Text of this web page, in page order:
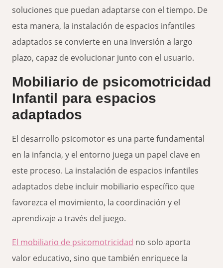
soluciones que puedan adaptarse con el tiempo. De
esta manera, la instalación de espacios infantiles
adaptados se convierte en una inversión a largo
plazo, capaz de evolucionar junto con el usuario.
Mobiliario de psicomotricidad
Infantil para espacios
adaptados
El desarrollo psicomotor es una parte fundamental
en la infancia, y el entorno juega un papel clave en
este proceso. La instalación de espacios infantiles
adaptados debe incluir mobiliario específico que
favorezca el movimiento, la coordinación y el
aprendizaje a través del juego.
El mobiliario de psicomotricidad no solo aporta
valor educativo, sino que también enriquece la